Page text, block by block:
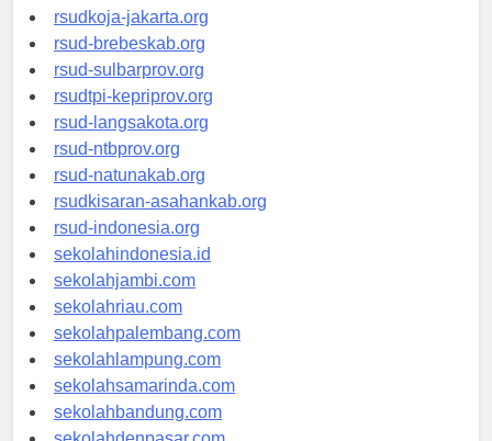
rsud-cilacapkab.org
rsudkoja-jakarta.org
rsud-brebeskab.org
rsud-sulbarprov.org
rsudtpi-kepriprov.org
rsud-langsakota.org
rsud-ntbprov.org
rsud-natunakab.org
rsudkisaran-asahankab.org
rsud-indonesia.org
sekolahindonesia.id
sekolahjambi.com
sekolahriau.com
sekolahpalembang.com
sekolahlampung.com
sekolahsamarinda.com
sekolahbandung.com